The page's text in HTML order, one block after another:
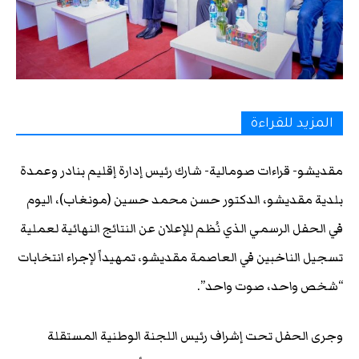
المزيد للقراءة
مقديشو- قراءات صومالية- شارك رئيس إدارة إقليم بنادر وعمدة
بلدية مقديشو، الدكتور حسن محمد حسين (مونغاب)، اليوم
في الحفل الرسمي الذي نُظم للإعلان عن النتائج النهائية لعملية
تسجيل الناخبين في العاصمة مقديشو، تمهيداً لإجراء انتخابات
“شخص واحد، صوت واحد”.
وجرى الحفل تحت إشراف رئيس اللجنة الوطنية المستقلة